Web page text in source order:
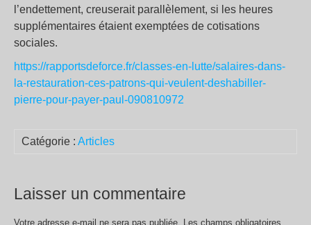
l’endettement, creuserait parallèlement, si les heures
supplémentaires étaient exemptées de cotisations
sociales.
https://rapportsdeforce.fr/classes-en-lutte/salaires-dans-
la-restauration-ces-patrons-qui-veulent-deshabiller-
pierre-pour-payer-paul-090810972
Catégorie : Articles
Laisser un commentaire
Votre adresse e-mail ne sera pas publiée. Les champs obligatoires